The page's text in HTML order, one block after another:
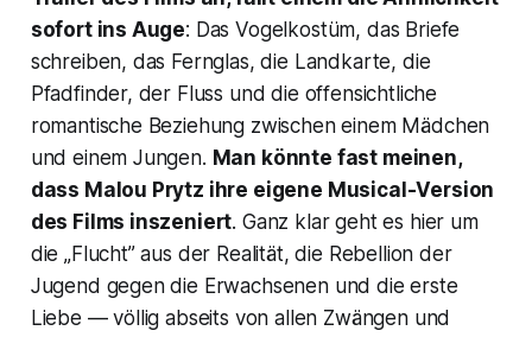
sofort ins Auge: Das Vogelkostüm, das Briefe
schreiben, das Fernglas, die Landkarte, die
Pfadfinder, der Fluss und die offensichtliche
romantische Beziehung zwischen einem Mädchen
und einem Jungen. Man könnte fast meinen,
dass Malou Prytz ihre eigene Musical-Version
des Films inszeniert. Ganz klar geht es hier um
die „Flucht” aus der Realität, die Rebellion der
Jugend gegen die Erwachsenen und die erste
Liebe — völlig abseits von allen Zwängen und